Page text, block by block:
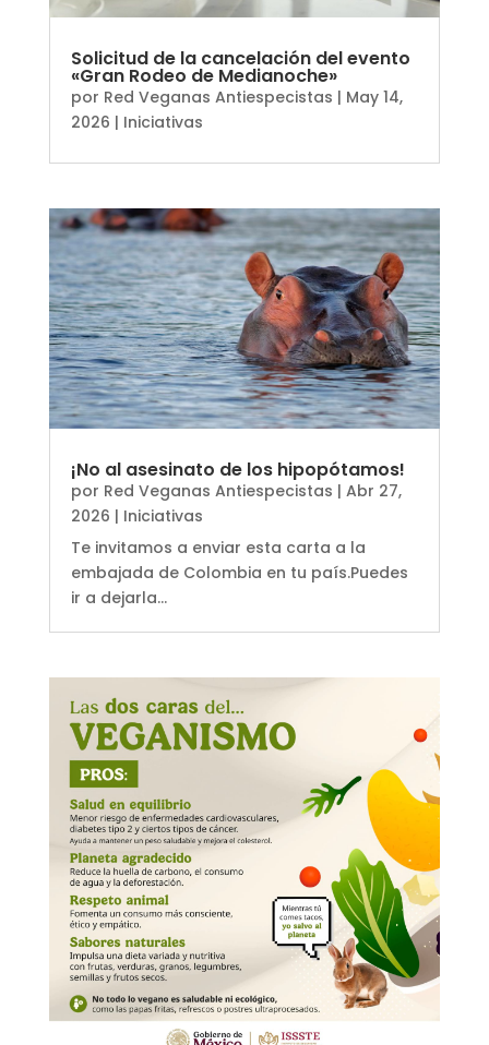
Solicitud de la cancelación del evento
«Gran Rodeo de Medianoche»
por Red Veganas Antiespecistas | May 14,
2026 | Iniciativas
¡No al asesinato de los hipopótamos!
por Red Veganas Antiespecistas | Abr 27,
2026 | Iniciativas
Te invitamos a enviar esta carta a la
embajada de Colombia en tu país.Puedes
ir a dejarla...